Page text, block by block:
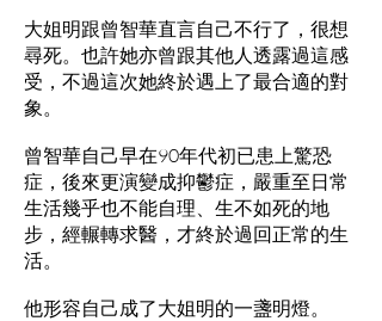
大姐明跟曾智華直言自己不行了，很想
尋死。也許她亦曾跟其他人透露過這感
受，不過這次她終於遇上了最合適的對
象。
曾智華自己早在90年代初已患上驚恐
症，後來更演變成抑鬱症，嚴重至日常
生活幾乎也不能自理、生不如死的地
步，經輾轉求醫，才終於過回正常的生
活。
他形容自己成了大姐明的一盞明燈。